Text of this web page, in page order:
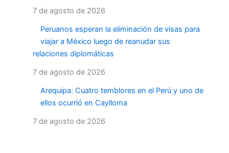
7 de agosto de 2026
Peruanos esperan la eliminación de visas para
viajar a México luego de reanudar sus
relaciones diplomáticas
7 de agosto de 2026
Arequipa: Cuatro temblores en el Perú y uno de
ellos ocurrió en Caylloma
7 de agosto de 2026